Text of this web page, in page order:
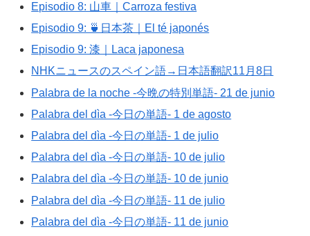
Episodio 8: 山車｜Carroza festiva
Episodio 9: 🍵日本茶｜El té japonés
Episodio 9: 漆｜Laca japonesa
NHKニュースのスペイン語→日本語翻訳11月8日
Palabra de la noche -今晩の特別単語- 21 de junio
Palabra del dìa -今日の単語- 1 de agosto
Palabra del dìa -今日の単語- 1 de julio
Palabra del dìa -今日の単語- 10 de julio
Palabra del dìa -今日の単語- 10 de junio
Palabra del dìa -今日の単語- 11 de julio
Palabra del dìa -今日の単語- 11 de junio